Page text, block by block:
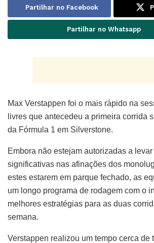
Partilhar no Facebook
Partilhar no Whatsapp
Max Verstappen foi o mais rápido na
livres que antecedeu a primeira corrida
da Fórmula 1 em Silverstone.
Embora não estejam autorizadas a
significativas nas afinações dos
estes estarem em parque fechado, as
um longo programa de rodagem com o
melhores estratégias para as duas
semana.
Verstappen realizou um tempo cerca de